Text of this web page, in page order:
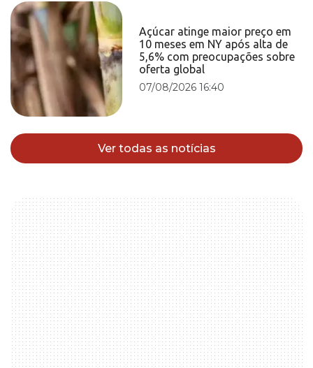
Açúcar atinge maior preço em
10 meses em NY após alta de
5,6% com preocupações sobre
oferta global
07/08/2026 16:40
Ver todas as notícias